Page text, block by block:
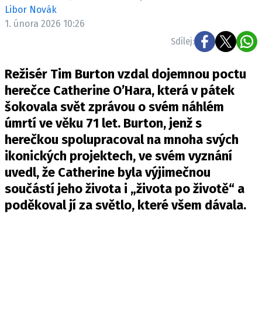
VYDAVATEL
INZERCE
OSOBNÍ ÚDAJE / COOKIES
VOLNÁ MÍSTA
Provozovatelem serveru newsbox.cz je
INCORP MEDIA GROUP s.r.o., IČ: 118 23 054
Libor Novák
1. února 2026 10:26
Sdílej:
Režisér Tim Burton vzdal dojemnou poctu
herečce Catherine O’Hara, která v pátek
šokovala svět zprávou o svém náhlém
úmrtí ve věku 71 let. Burton, jenž s
herečkou spolupracoval na mnoha svých
ikonických projektech, ve svém vyznání
uvedl, že Catherine byla výjimečnou
součástí jeho života i „života po životě“ a
poděkoval jí za světlo, které všem dávala.